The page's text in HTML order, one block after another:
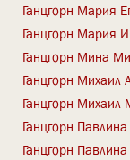
Ганцгорн Мария
Ганцгорн Мария
Ганцгорн Мина
Ганцгорн Михаил
Ганцгорн
Ганцгорн
Ганцгорн